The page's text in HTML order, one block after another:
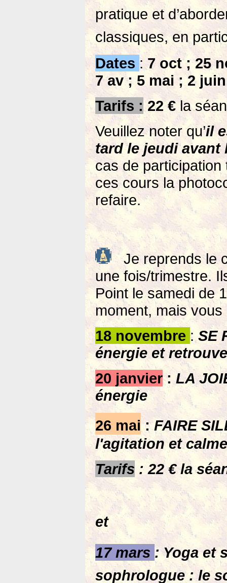
pratique et
classiques, en
Dates : 7 oct ; 25
7 av ; 5 mai ; 2
Tarifs :22 € la
Veuillez noter qu’il
tard le jeudi avant
cas de
ces cours la
refaire.
Je reprends le
une fois/trimestre.
Point le samedi de
moment, mais
18 novembre : SE
énergie et
20 janvier:LA
énergie
26 mai:FAIRE
l'agitation et
Tarifs : 22 € la
et
17 mars : Yoga et
sophrologue : le